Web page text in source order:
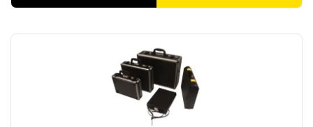
TILL